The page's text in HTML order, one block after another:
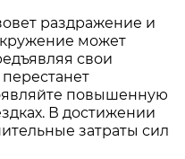
раздражение и
может
свои
повышенную
В достижении
затраты сил